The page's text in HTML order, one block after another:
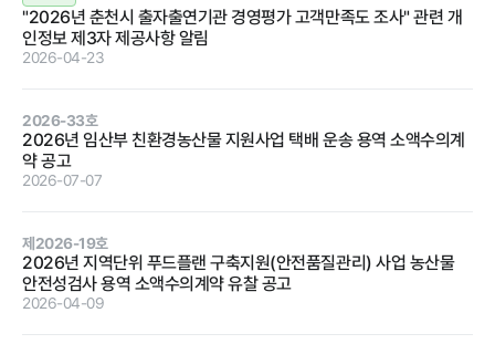
정보공개
경영공시
재무현황
임원 및 운영
정보공개
대가지급
윤리경영 인권경영
"2026년 춘천시 출자출연기관 경영평가 고객만족도 조사" 관련 개
인정보 제3자 제공사항 알림
2026-04-23
2026-33호
2026년 임산부 친환경농산물 지원사업 택배 운송 용역 소액수의계
약 공고
2026-07-07
제2026-19호
2026년 지역단위 푸드플랜 구축지원(안전품질관리) 사업 농산물
안전성검사 용역 소액수의계약 유찰 공고
2026-04-09